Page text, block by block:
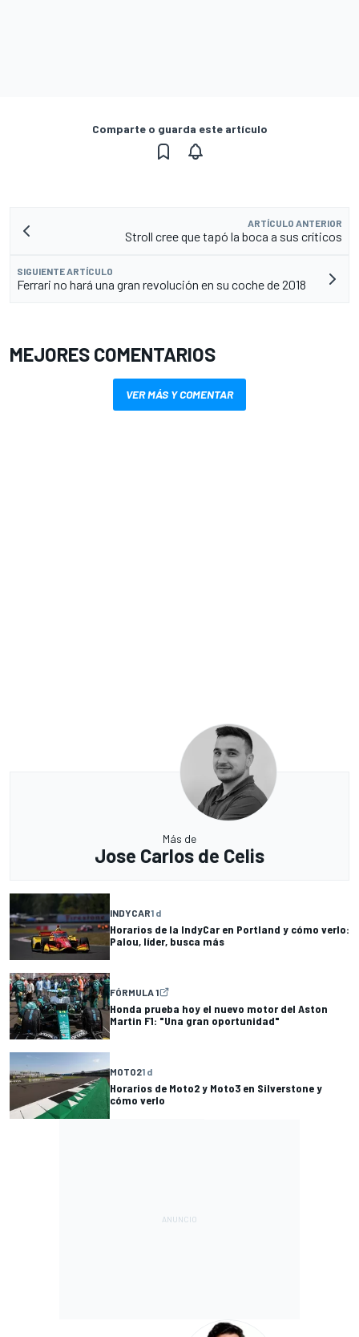
Comparte o guarda este artículo
ARTÍCULO ANTERIOR
Stroll cree que tapó la boca a sus críticos
SIGUIENTE ARTÍCULO
Ferrari no hará una gran revolución en su coche de 2018
MEJORES COMENTARIOS
VER MÁS Y COMENTAR
Más de
Jose Carlos de Celis
INDYCAR1 d
Horarios de la IndyCar en Portland y cómo verlo:
Palou, líder, busca más
FÓRMULA 1
Honda prueba hoy el nuevo motor del Aston
Martin F1: "Una gran oportunidad"
MOTO21 d
Horarios de Moto2 y Moto3 en Silverstone y
cómo verlo